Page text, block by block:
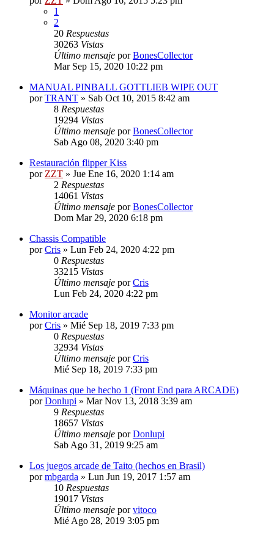
1
2
20 Respuestas
30263 Vistas
Último mensaje porBonesCollector
Mar Sep 15, 2020 10:22 pm
MANUAL PINBALL GOTTLIEB WIPE OUT
porTRANT » Sab Oct 10, 2015 8:42 am
8 Respuestas
19294 Vistas
Último mensaje porBonesCollector
Sab Ago 08, 2020 3:40 pm
Restauración flipper Kiss
por ZZT » Jue Ene 16, 2020 1:14 am
2 Respuestas
14061 Vistas
Último mensaje porBonesCollector
Dom Mar 29, 2020 6:18 pm
Chassis Compatible
porCris » Lun Feb 24, 2020 4:22 pm
0 Respuestas
33215 Vistas
Último mensaje porCris
Lun Feb 24, 2020 4:22 pm
Monitor arcade
porCris » Mié Sep 18, 2019 7:33 pm
0 Respuestas
32934 Vistas
Último mensaje porCris
Mié Sep 18, 2019 7:33 pm
Máquinas que he hecho 1 (Front End para ARCADE)
porDonlupi » Mar Nov 13, 2018 3:39 am
9 Respuestas
18657 Vistas
Último mensaje porDonlupi
Sab Ago 31, 2019 9:25 am
Los juegos arcade de Taito (hechos en Brasil)
pormbgarda » Lun Jun 19, 2017 1:57 am
10 Respuestas
19017 Vistas
Último mensaje porvitoco
Mié Ago 28, 2019 3:05 pm